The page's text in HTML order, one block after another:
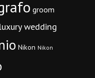
groom
luxury wedding
Nikon Nikon